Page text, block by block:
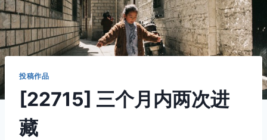
投稿作品
[22715] 三个月内两次进
藏